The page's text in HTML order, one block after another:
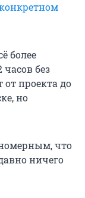
более
без
проекта до
но
что
ничего